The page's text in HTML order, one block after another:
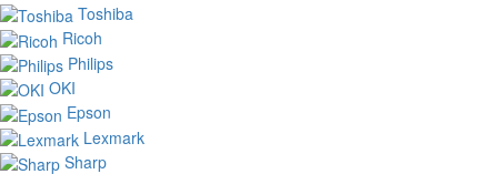
Toshiba
Ricoh
Philips
OKI
Epson
Lexmark
Sharp